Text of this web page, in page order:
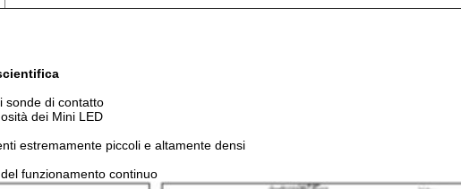
sonde di contatto
dei Mini LED
estremamente piccoli e altamente densi
funzionamento continuo